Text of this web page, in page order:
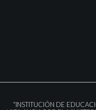
“INSTITUCIÓN DE